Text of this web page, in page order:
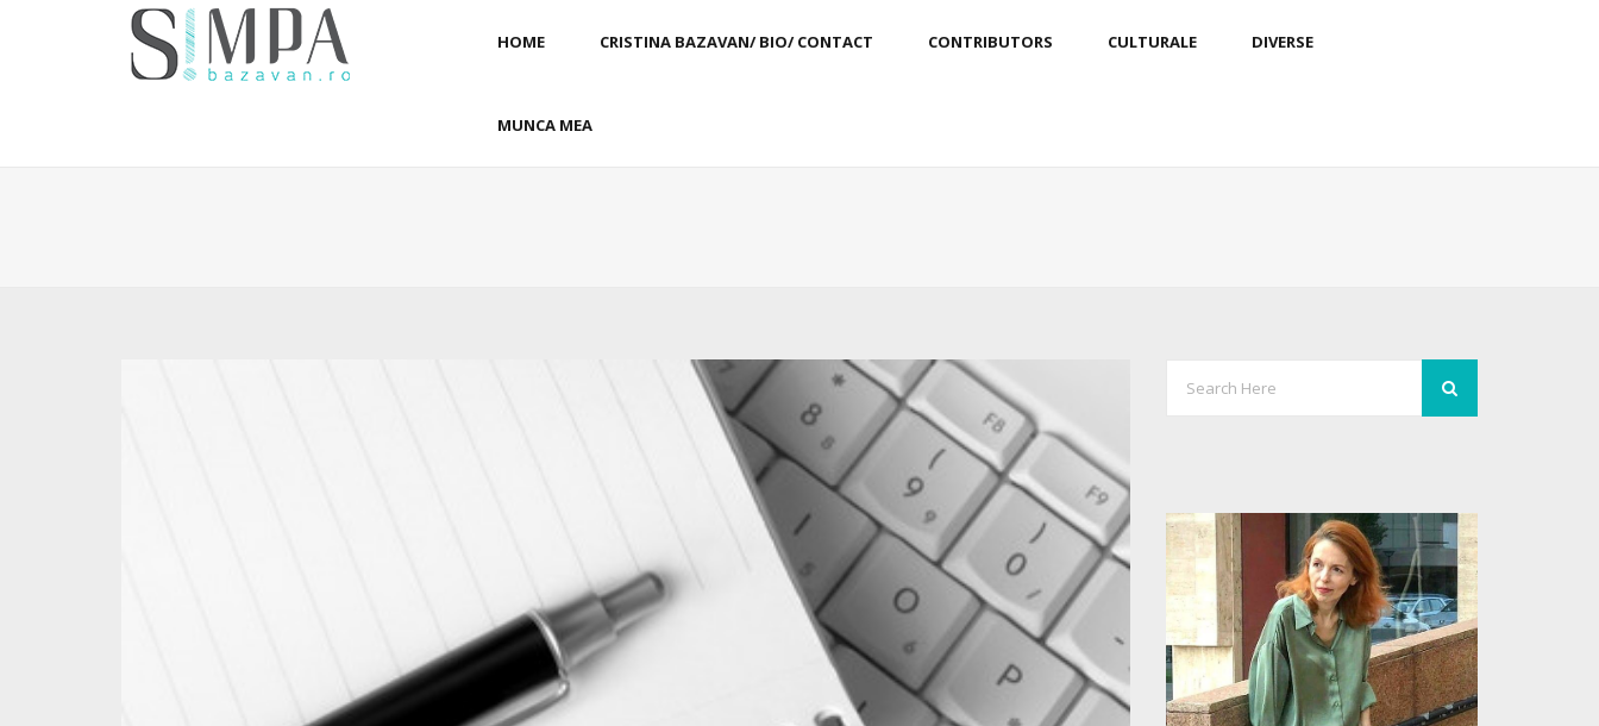
HOME CRISTINA BAZAVAN/ BIO/ CONTACT CONTRIBUTORS CULTURALE DIVERSE
MUNCA MEA